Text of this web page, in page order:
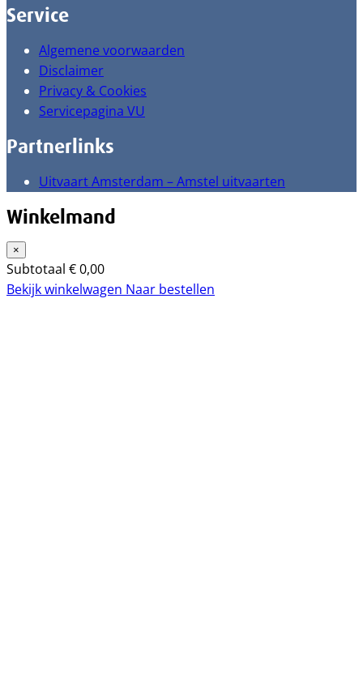
Service
Algemene voorwaarden
Disclaimer
Privacy & Cookies
Servicepagina VU
Partnerlinks
Uitvaart Amsterdam – Amstel uitvaarten
Winkelmand
×
Subtotaal €0,00
Bekijk winkelwagen Naar bestellen